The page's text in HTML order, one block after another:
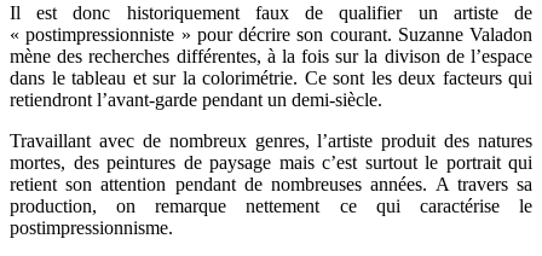
Il est donc historiquement faux de qualifier un artiste de
« postimpressionniste » pour décrire son courant. Suzanne Valadon
mène des recherches différentes, à la fois sur la divison de l’espace
dans le tableau et sur la colorimétrie. Ce sont les deux facteurs qui
retiendront l’avant-garde pendant un demi-siècle.
Travaillant avec de nombreux genres, l’artiste produit des natures
mortes, des peintures de paysage mais c’est surtout le portrait qui
retient son attention pendant de nombreuses années. A travers sa
production, on remarque nettement ce qui caractérise le
postimpressionnisme.